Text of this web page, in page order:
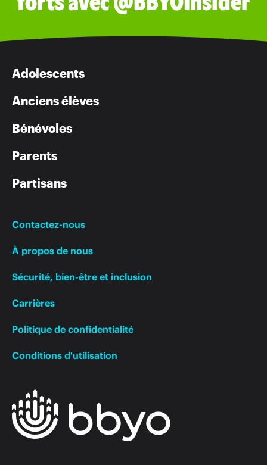
Adolescents
Anciens élèves
Bénévoles
Parents
Partisans
Contactez-nous
À propos de nous
Sécurité, bien-être et inclusion
Carrières
Politique de confidentialité
Conditions d'utilisation